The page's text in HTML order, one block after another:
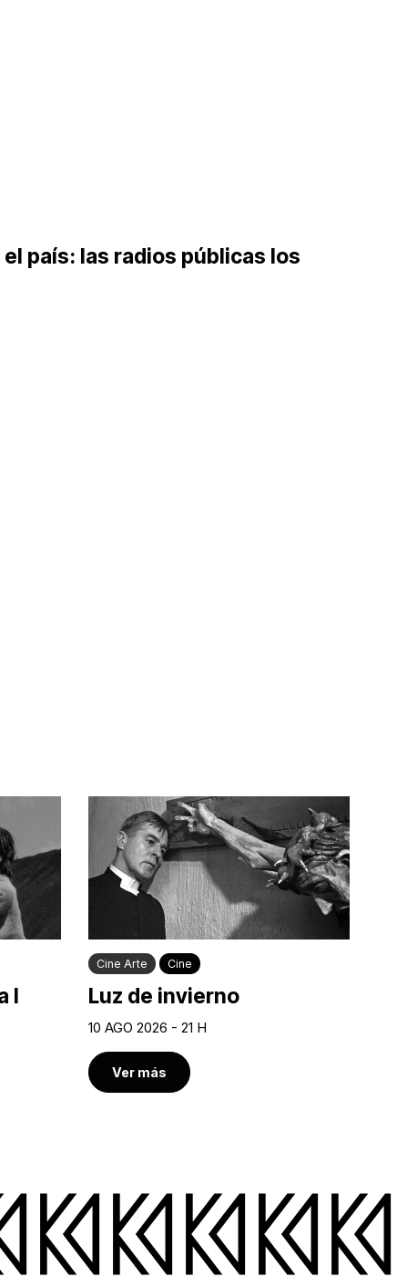
país: las radios públicas los
I
Cine Arte Cine
Luz de invierno
10 AGO 2026 - 21 H
Ver más